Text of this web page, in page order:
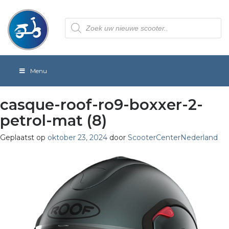
Producten
zoeken
Menu
casque-roof-ro9-boxxer-2-
petrol-mat (8)
Geplaatst op oktober 23, 2024 door ScooterCenterNederland